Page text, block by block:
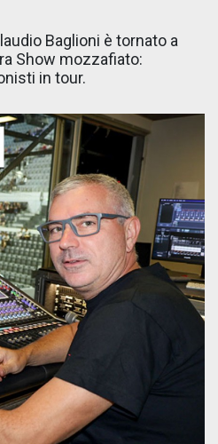
Baglioni è tornato a
Show mozzafiato:
in tour.